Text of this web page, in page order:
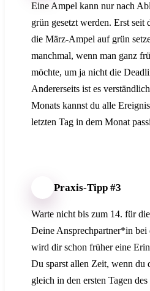
Eine Ampel kann nur nach
grün gesetzt werden. Erst
die März-Ampel auf grün
manchmal, wenn man ganz
möchte, um ja nicht die
Andererseits ist es
Monats kannst du alle
letzten Tag in dem Monat
Praxis-Tipp #3
Warte nicht bis zum 14. für
Deine Ansprechpartner*in bei
wird dir schon früher eine
Du sparst allen Zeit, wenn du
gleich in den ersten Tagen